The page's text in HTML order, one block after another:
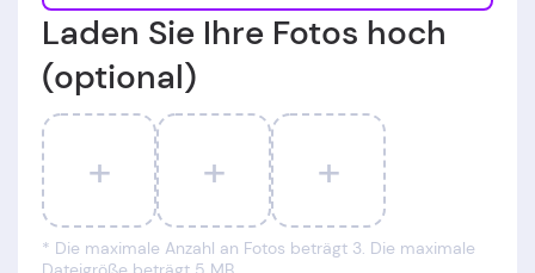
Laden Sie Ihre Fotos hoch
(optional)
+ + +
* Die maximale Anzahl an Fotos beträgt 3. Die maximale